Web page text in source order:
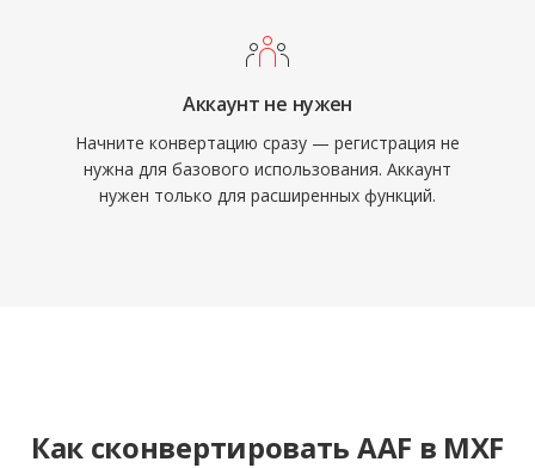
он служит форматом обмена для
стандартов AS-02 и AS-11 в телевещании.
Аккаунт не нужен
Начните конвертацию сразу — регистрация не
нужна для базового использования. Аккаунт
нужен только для расширенных функций.
Как сконвертировать AAF в MXF